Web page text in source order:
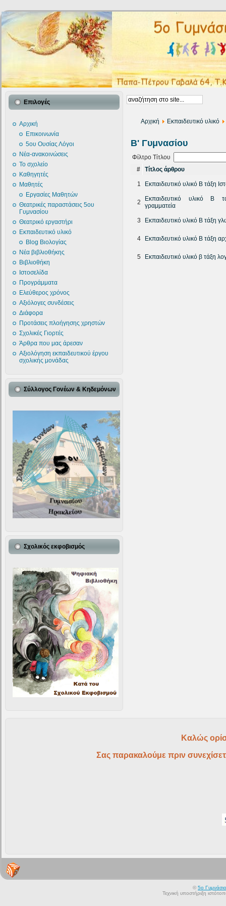
Επιλογές
Αρχική
Επικοινωνία
5ου Ουσίας Λόγοι
Νέα-ανακοινώσεις
Το σχολείο
Καθηγητές
Μαθητές
Εργασίες Μαθητών
Θεατρικές παραστάσεις 5ου
Γυμνασίου
Θεατρικό εργαστήρι
Εκπαιδευτικό υλικό
Blog Βιολογίας
Νέα βιβλιοθήκης
Βιβλιοθήκη
Ιστοσελίδα
Προγράμματα
Ελεύθερος χρόνος
Αξιόλογες συνδέσεις
Διάφορα
Προτάσεις πλοήγησης χρηστών
Σχολικές Γιορτές
Άρθρα που μας άρεσαν
Αξιολόγηση εκπαιδευτικού έργου
σχολικής μονάδας
Σύλλογος Γονέων & Κηδεμόνων
Σχολικός εκφοβισμός
Αρχική Εκπαιδευτικό υλικό
Β' Γυμνασίου
Φίλτρο Τίτλου
#
Τίτλος άρθρου
1 Εκπαιδευτικό υλικό Β τάξη
2
Εκπαιδευτικό υλικό Β
γραμματεία
3 Εκπαιδευτικό υλικό Β τάξη
4 Εκπαιδευτικό υλικό Β τάξη
5 Εκπαιδευτικό υλικό β τάξη
Καλώς
Σας παρακαλούμε πριν
© 5ο
Τεχνική υποστήριξη